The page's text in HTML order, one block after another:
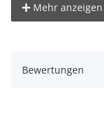
Lichtformern von
Mehr anzeigen
Bewertungen